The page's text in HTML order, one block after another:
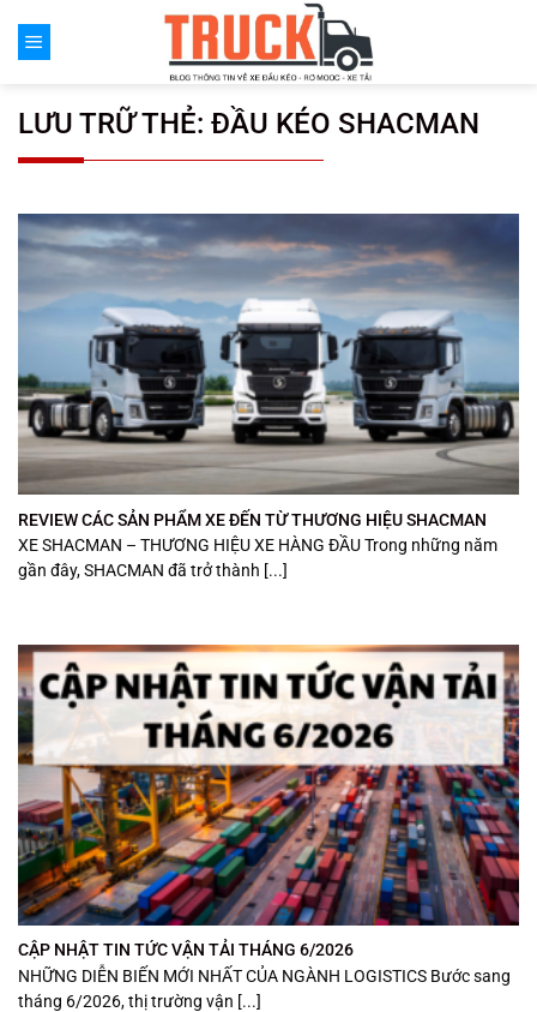
đến
LƯU TRỮ THẺ: ĐẦU KÉO SHACMAN
REVIEW CÁC SẢN PHẨM XE ĐẾN TỪ THƯƠNG HIỆU SHACMAN
XE SHACMAN – THƯƠNG HIỆU XE HÀNG ĐẦU Trong những năm
gần đây, SHACMAN đã trở thành [...]
CẬP NHẬT TIN TỨC VẬN TẢI THÁNG 6/2026
NHỮNG DIỄN BIẾN MỚI NHẤT CỦA NGÀNH LOGISTICS Bước sang
tháng 6/2026, thị trường vận [...]